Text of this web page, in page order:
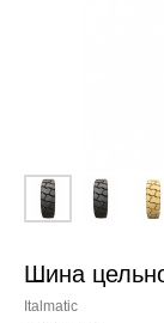
Шина
Italmatic